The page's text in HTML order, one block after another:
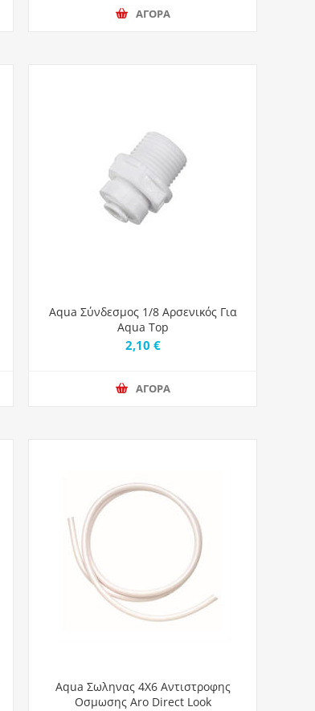
ΑΓΟΡΑ
Aqua Σύνδεσμος 1/8 Αρσενικός Για
Aqua Top
2,10 €
ΑΓΟΡΑ
Aqua Σωληνας 4Χ6 Αντιστροφης
Οσμωσης Aro Direct Look